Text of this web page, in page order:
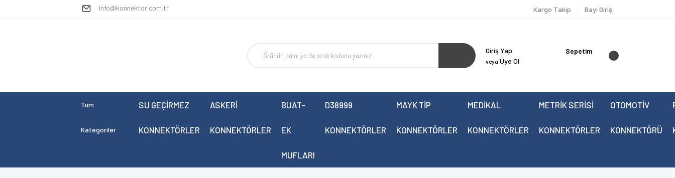
info@konnektor.com.tr Kargo Takip Bayi Giriş
Giriş Yap
veya Üye Ol
Sepetim
Tüm
Kategoriler
SU GEÇİRMEZ
KONNEKTÖRLER
ASKERİ
KONNEKTÖRLER
BUAT-
EK
MUFLARI
D38999
KONNEKTÖRLER
MAYK TİP
KONNEKTÖRLER
MEDİKAL
KONNEKTÖRLER
METRİK SERİSİ
KONNEKTÖRLER
OTOMOTİV
KONNEKTÖRÜ